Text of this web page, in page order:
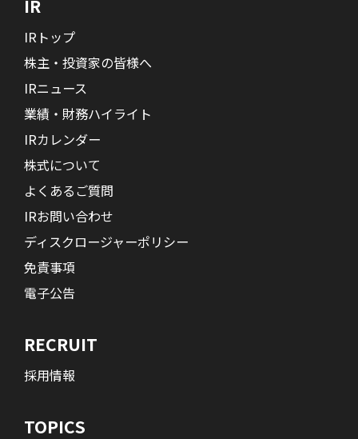
IR
IRトップ
株主・投資家の皆様へ
IRニュース
業績・財務ハイライト
IRカレンダー
株式について
よくあるご質問
IRお問い合わせ
ディスクロージャーポリシー
免責事項
電子公告
RECRUIT
採用情報
TOPICS